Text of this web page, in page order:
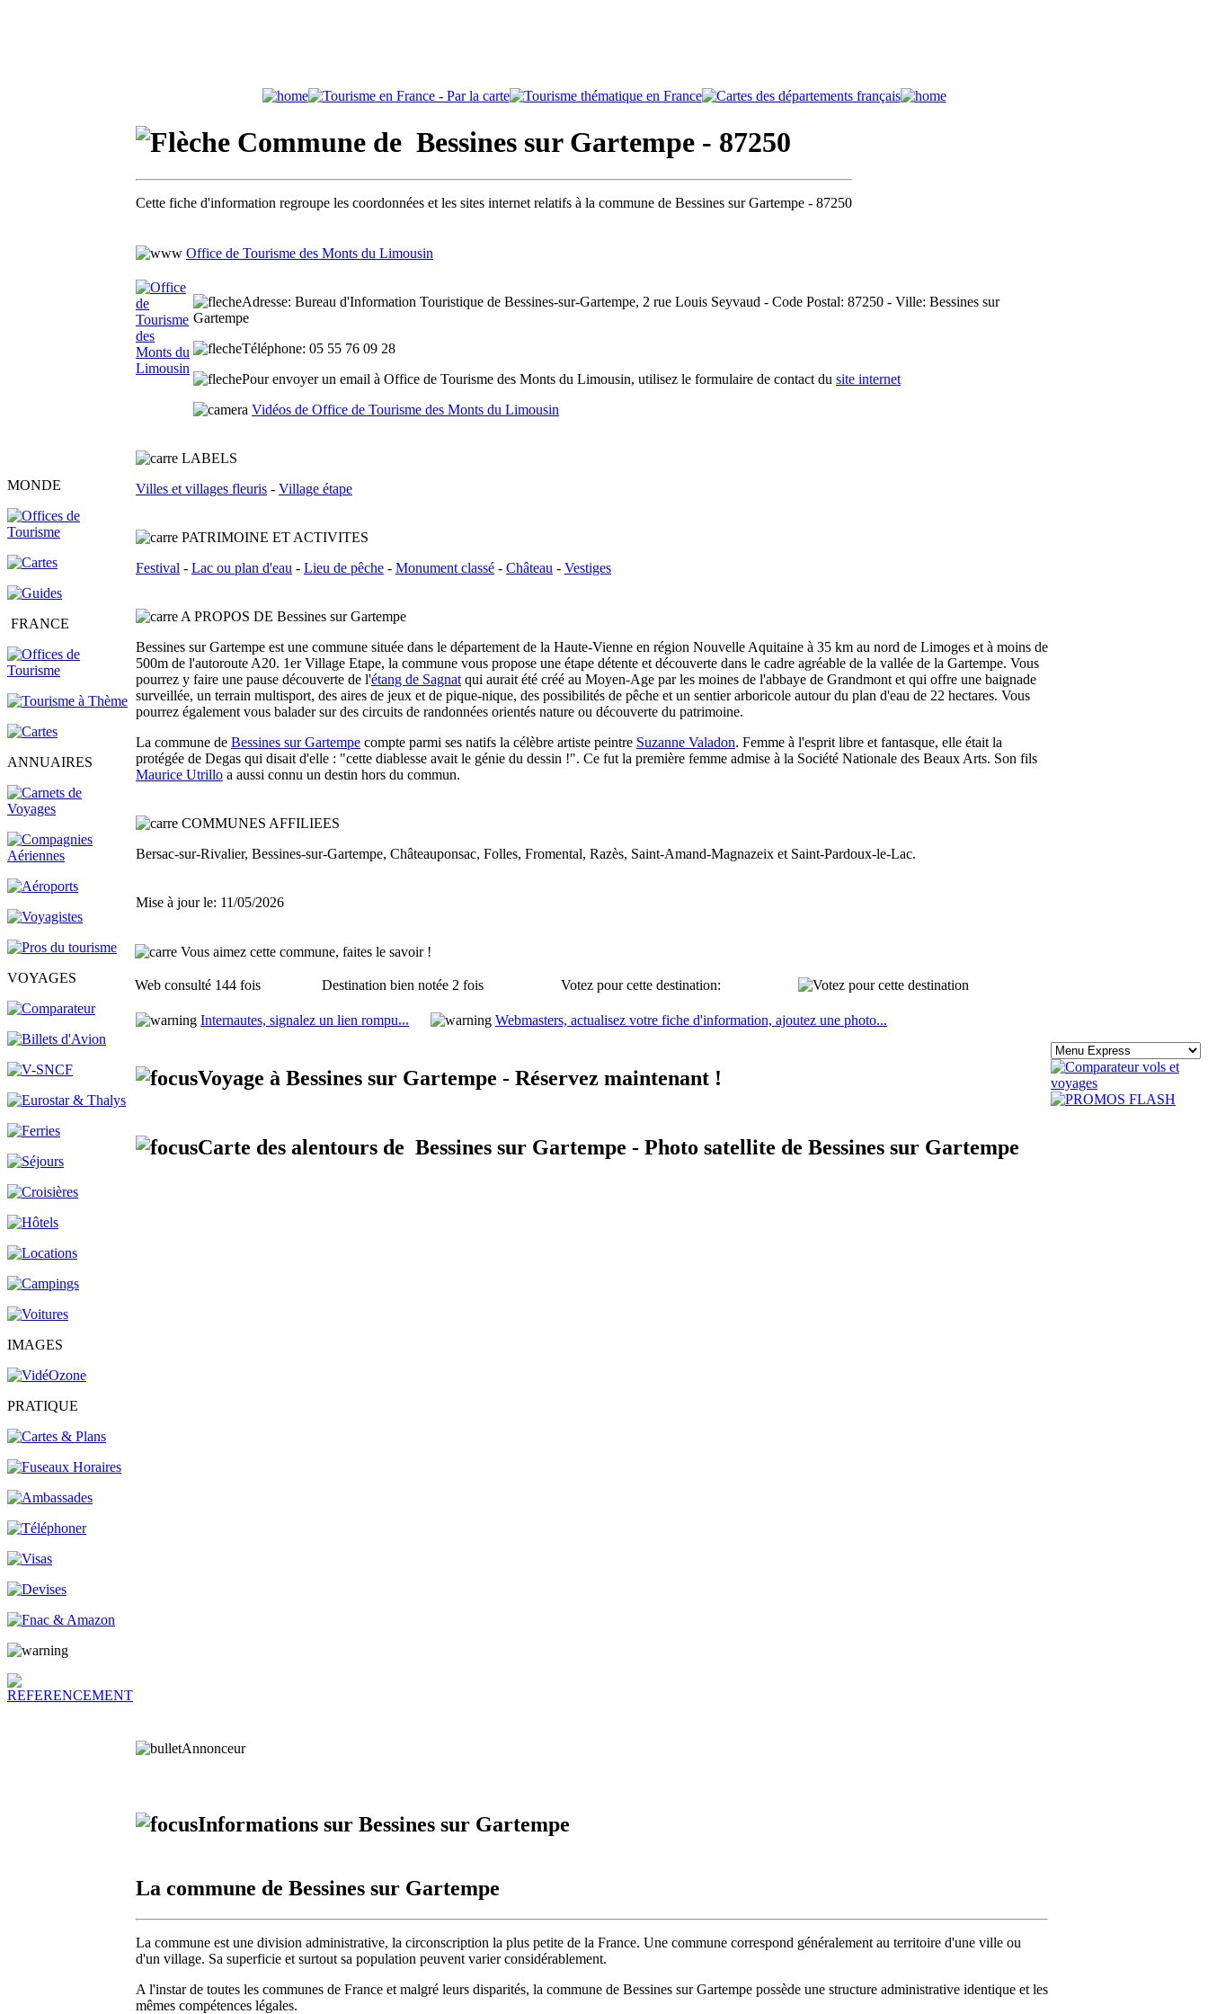
MONDE
FRANCE
ANNUAIRES
VOYAGES
IMAGES
PRATIQUE
Commune de Bessines sur Gartempe - 87250
Cette fiche d'information regroupe les coordonnées et les sites internet relatifs à la commune de Bessines sur Gartempe - 87250
Office de Tourisme des Monts du Limousin
Adresse: Bureau d'Information Touristique de Bessines-sur-Gartempe, 2 rue Louis Seyvaud - Code Postal: 87250 - Ville: Bessines sur
Gartempe
Téléphone: 05 55 76 09 28
Pour envoyer un email à Office de Tourisme des Monts du Limousin, utilisez le formulaire de contact du site internet
Vidéos de Office de Tourisme des Monts du Limousin
LABELS
Villes et villages fleuris - Village étape
PATRIMOINE ET ACTIVITES
Festival - Lac ou plan d'eau - Lieu de pêche - Monument classé - Château - Vestiges
A PROPOS DE Bessines sur Gartempe
Bessines sur Gartempe est une commune située dans le département de la Haute-Vienne en région Nouvelle Aquitaine à 35 km au nord de Limoges et à moins de
500m de l'autoroute A20. 1er Village Etape, la commune vous propose une étape détente et découverte dans le cadre agréable de la vallée de la Gartempe. Vous
pourrez y faire une pause découverte de l'étang de Sagnat qui aurait été créé au Moyen-Age par les moines de l'abbaye de Grandmont et qui offre une baignade
surveillée, un terrain multisport, des aires de jeux et de pique-nique, des possibilités de pêche et un sentier arboricole autour du plan d'eau de 22 hectares. Vous
pourrez également vous balader sur des circuits de randonnées orientés nature ou découverte du patrimoine.
La commune de Bessines sur Gartempe compte parmi ses natifs la célèbre artiste peintre Suzanne Valadon. Femme à l'esprit libre et fantasque, elle était la
protégée de Degas qui disait d'elle : "cette diablesse avait le génie du dessin !". Ce fut la première femme admise à la Société Nationale des Beaux Arts. Son fils
Maurice Utrillo a aussi connu un destin hors du commun.
COMMUNES AFFILIEES
Bersac-sur-Rivalier, Bessines-sur-Gartempe, Châteauponsac, Folles, Fromental, Razès, Saint-Amand-Magnazeix et Saint-Pardoux-le-Lac.
Mise à jour le: 11/05/2026
Vous aimez cette commune, faites le savoir !
Web consulté 144 fois Destination bien notée 2 fois Votez pour cette destination:
Internautes, signalez un lien rompu... Webmasters, actualisez votre fiche d'information, ajoutez une photo...
Voyage à Bessines sur Gartempe - Réservez maintenant !
Carte des alentours de Bessines sur Gartempe - Photo satellite de Bessines sur Gartempe
Annonceur
Informations sur Bessines sur Gartempe
La commune de Bessines sur Gartempe
La commune est une division administrative, la circonscription la plus petite de la France. Une commune correspond généralement au territoire d'une ville ou
d'un village. Sa superficie et surtout sa population peuvent varier considérablement.
A l'instar de toutes les communes de France et malgré leurs disparités, la commune de Bessines sur Gartempe possède une structure administrative identique et les
mêmes compétences légales.